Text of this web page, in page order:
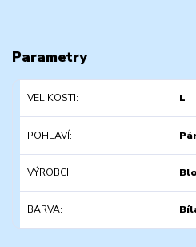
Parametry
VELIKOSTI L
POHLAVÍ
VÝROBCI
BARVA